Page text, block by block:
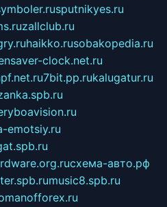
sputnikyes.ru
zallclub.ru
haikko.rusobakopedia.ru
clock.net.ru
7bit.pp.rukalugatur.ru
emotsiy.ru
схема-авто.рф
music8.spb.ru